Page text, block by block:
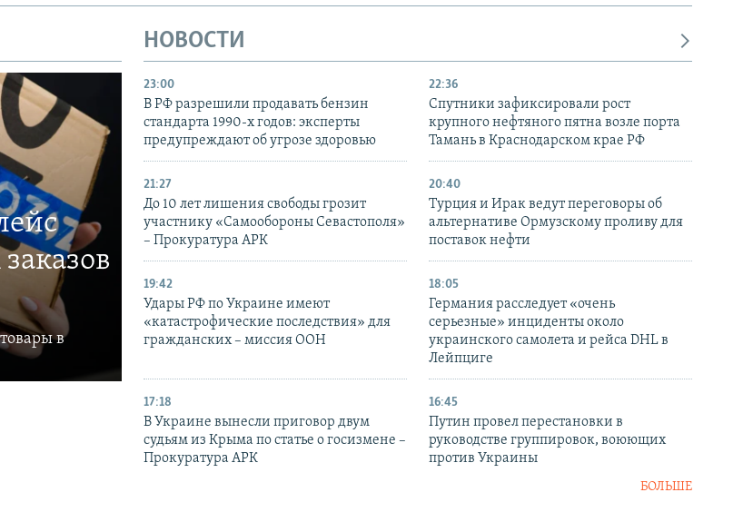
в
НОВОСТИ
23:00
В РФ разрешили продавать бензин
стандарта 1990-х годов: эксперты
предупреждают об угрозе здоровью
22:36
Спутники зафиксировали рост
крупного нефтяного пятна возле порта
Тамань в Краснодарском крае РФ
21:27
До 10 лет лишения свободы грозит
участнику «Самообороны Севастополя»
– Прокуратура АРК
20:40
Турция и Ирак ведут переговоры об
альтернативе Ормузскому проливу для
поставок нефти
19:42
Удары РФ по Украине имеют
«катастрофические последствия» для
гражданских – миссия ООН
18:05
Германия расследует «очень
серьезные» инциденты около
украинского самолета и рейса DHL в
Лейпциге
17:18
В Украине вынесли приговор двум
судьям из Крыма по статье о госизмене –
Прокуратура АРК
16:45
Путин провел перестановки в
руководстве группировок, воюющих
против Украины
БОЛЬШЕ